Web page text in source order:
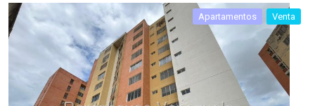
Apartamentos Venta